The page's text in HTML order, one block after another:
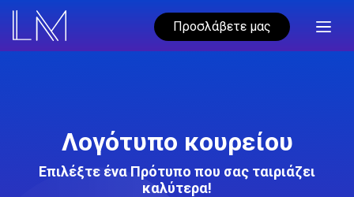
Προσλάβετε μας
Λογότυπο κουρείου
Επιλέξτε ένα Πρότυπο που σας ταιριάζει
καλύτερα!